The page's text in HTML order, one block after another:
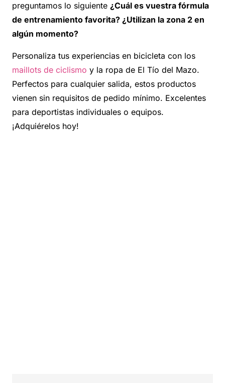
preguntamos lo siguiente ¿Cuál es vuestra fórmula
de entrenamiento favorita? ¿Utilizan la zona 2 en
algún momento?
Personaliza tus experiencias en bicicleta con los
maillots de ciclismo y la ropa de El Tío del Mazo.
Perfectos para cualquier salida, estos productos
vienen sin requisitos de pedido mínimo. Excelentes
para deportistas individuales o equipos.
¡Adquiérelos hoy!